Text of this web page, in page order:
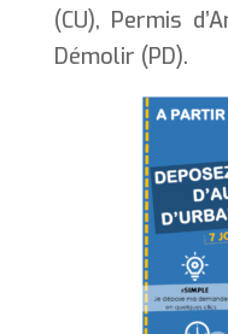
(CU), Permis
Démolir (PD).